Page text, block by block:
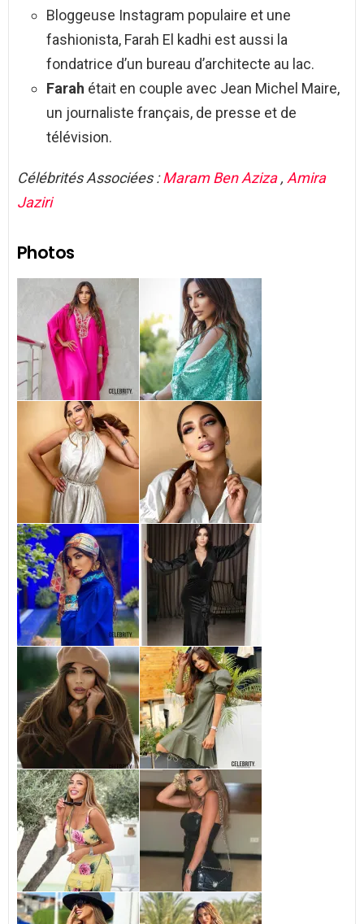
Bloggeuse Instagram populaire et une
fashionista, Farah El kadhi est aussi la
fondatrice d’un bureau d’architecte au lac.
Farah était en couple avec Jean Michel Maire,
un journaliste français, de presse et de
télévision.
Célébrités Associées :Maram Ben Aziza, Amira
Jaziri
Photos